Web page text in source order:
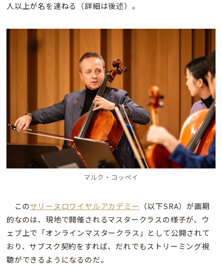
人以上が名を連ねる（詳細は後述）。
マルク・コッペイ
このサリーヌロワイヤルアカデミー
（以下SRA）が画期
的なのは、現地で開催されるマスタークラスの様子が、ウ
ェブ上で「オンラインマスタークラス」として公開されて
おり、サブスク契約をすれば、だれでもストリーミング視
聴ができるようになるのだ。